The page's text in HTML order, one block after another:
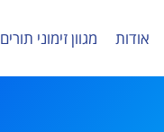
אודות מגוון זימוני תורים